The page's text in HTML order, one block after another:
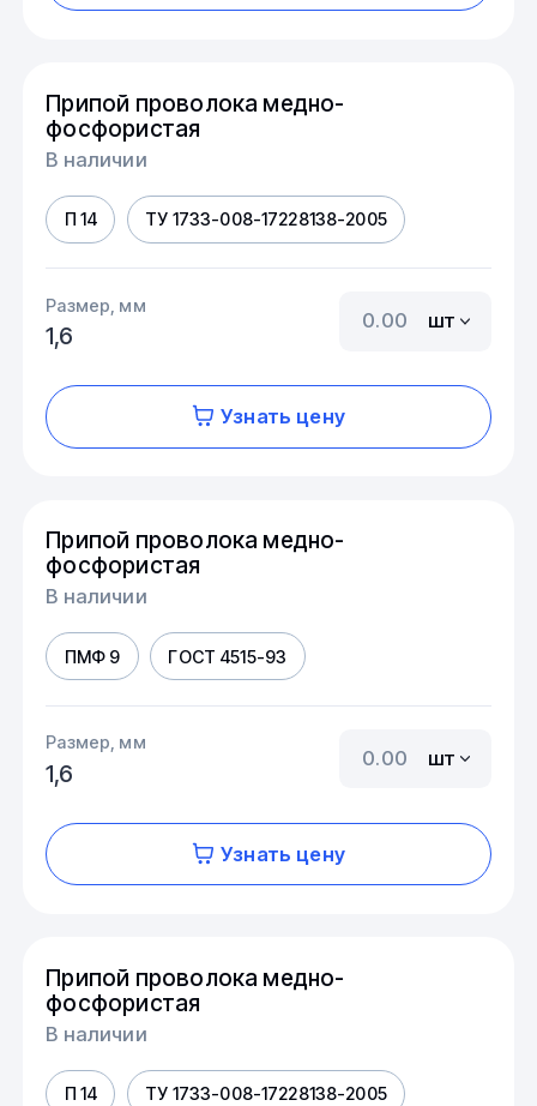
Припой проволока медно-
фосфористая
В наличии
П 14 ТУ 1733-008-17228138-2005
Размер, мм
1,6
шт
Узнать цену
Припой проволока медно-
фосфористая
В наличии
ПМФ 9 ГОСТ 4515-93
Размер, мм
1,6
шт
Узнать цену
Припой проволока медно-
фосфористая
В наличии
П 14 ТУ 1733-008-17228138-2005